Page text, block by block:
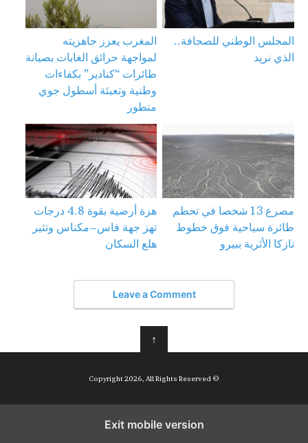
المجلس الوطني للصحافة..
الذي نريد
المغرب يعزز جاهزيته
لمواجهة حرائق الغابات بصيانة
طائرات “كنادير” بكفاءات
وطنية وتعبئة أسطول جوي
متطور
مصرع 13 شخصا في تحطم
طائرة سياحية فوق خطوط
نازكا الأثرية ببيرو
هزة أرضية بقوة 4.8 درجات
تهز جهة فاس–مكناس وتثير
هلع السكان
Leave a Comment
↑
© Copyright 2026, All Rights Reserved
Exit mobile version